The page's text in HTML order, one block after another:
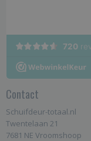
Contact
Schuifdeur-totaal.nl
Twentelaan 21
7681 NE Vroomshoop